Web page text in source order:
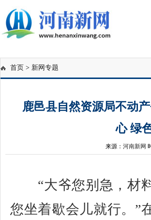
首页 > 新网专题
鹿邑县自然资源局不动
心 绿
来源： 河南新网
“大爷您别急，材料
您坐着歇会儿就行。”